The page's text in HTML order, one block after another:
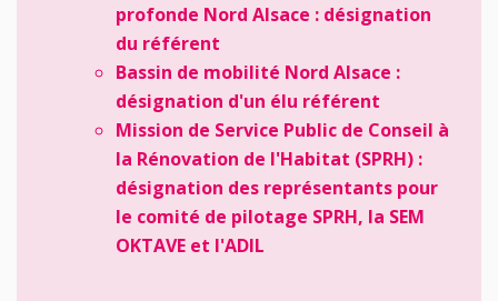
profonde Nord Alsace : désignation
du référent
Bassin de mobilité Nord Alsace :
désignation d'un élu référent
Mission de Service Public de Conseil à
la Rénovation de l'Habitat (SPRH) :
désignation des représentants pour
le comité de pilotage SPRH, la SEM
OKTAVE et l'ADIL